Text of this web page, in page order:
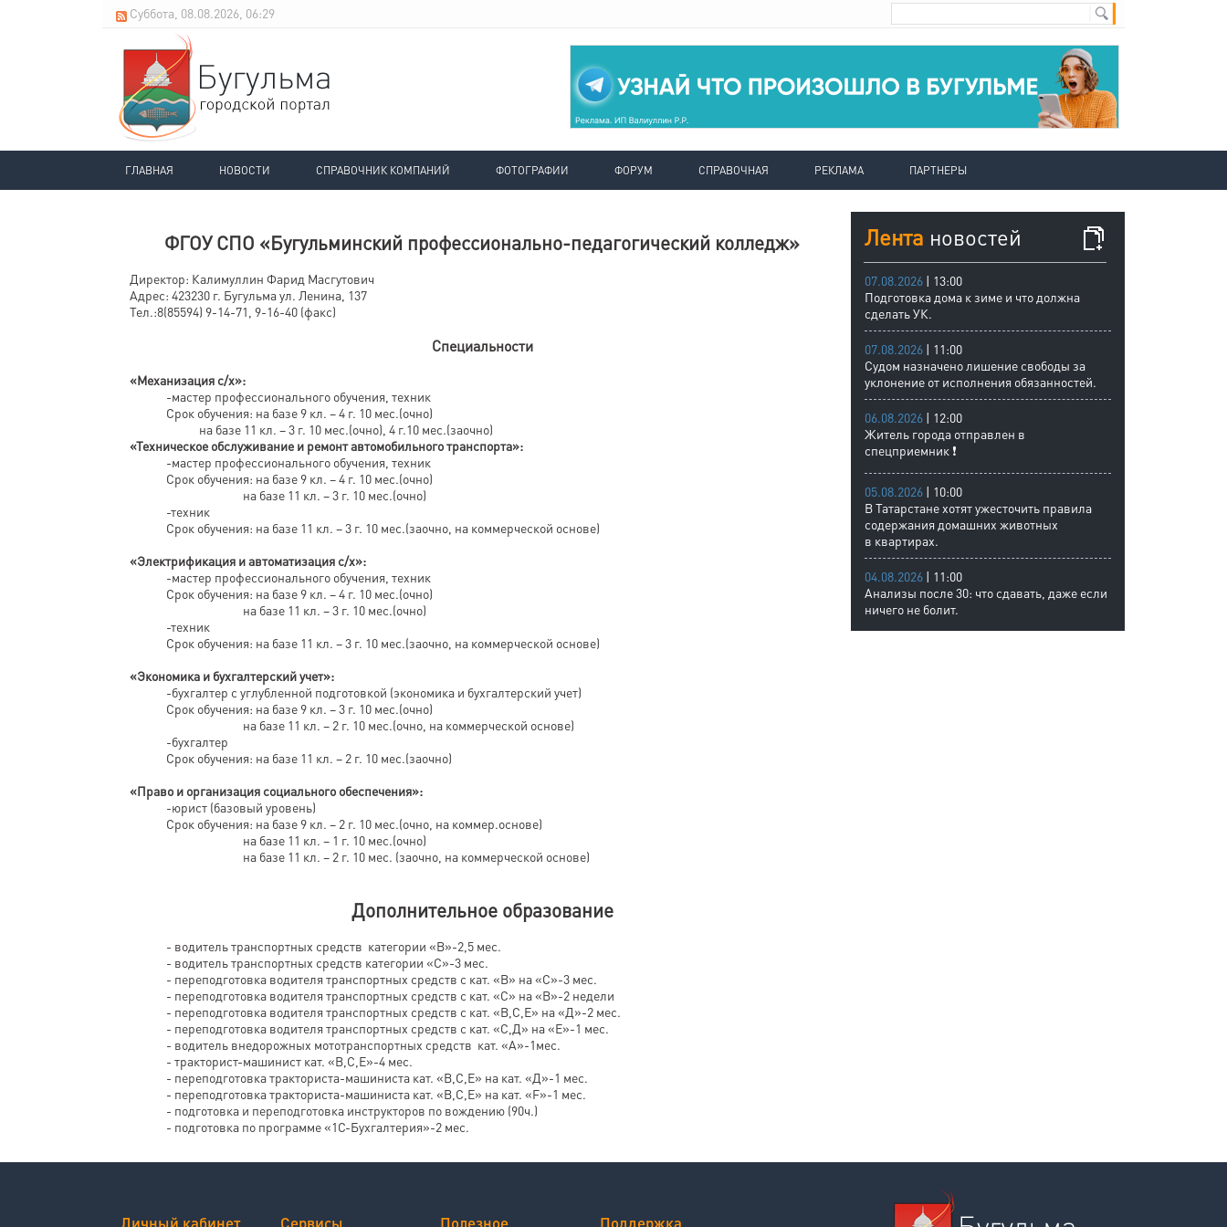
Суббота, 08.08.2026, 06:29
ГЛАВНАЯ НОВОСТИ СПРАВОЧНИК КОМПАНИЙ ФОТОГРАФИИ ФОРУМ СПРАВОЧНАЯ РЕКЛАМА ПАРТНЕРЫ
ФГОУ СПО «Бугульминский профессионально-педагогический колледж»
Директор: Калимуллин Фарид Масгутович
Адрес: 423230 г. Бугульма ул. Ленина, 137
Тел.:8(85594) 9-14-71, 9-16-40 (факс)
Специальности
«Механизация с/х»:
-мастер профессионального обучения, техник
Срок обучения: на базе 9 кл. – 4 г. 10 мес.(очно)
на базе 11 кл. – 3 г. 10 мес.(очно), 4 г.10 мес.(заочно)
«Техническое обслуживание и ремонт автомобильного транспорта»:
-мастер профессионального обучения, техник
Срок обучения: на базе 9 кл. – 4 г. 10 мес.(очно)
на базе 11 кл. – 3 г. 10 мес.(очно)
-техник
Срок обучения: на базе 11 кл. – 3 г. 10 мес.(заочно, на коммерческой основе)
«Электрификация и автоматизация с/х»:
-мастер профессионального обучения, техник
Срок обучения: на базе 9 кл. – 4 г. 10 мес.(очно)
на базе 11 кл. – 3 г. 10 мес.(очно)
-техник
Срок обучения: на базе 11 кл. – 3 г. 10 мес.(заочно, на коммерческой основе)
«Экономика и бухгалтерский учет»:
-бухгалтер с углубленной подготовкой (экономика и бухгалтерский учет)
Срок обучения: на базе 9 кл. – 3 г. 10 мес.(очно)
на базе 11 кл. – 2 г. 10 мес.(очно, на коммерческой основе)
-бухгалтер
Срок обучения: на базе 11 кл. – 2 г. 10 мес.(заочно)
«Право и организация социального обеспечения»:
-юрист (базовый уровень)
Срок обучения: на базе 9 кл. – 2 г. 10 мес.(очно, на коммер.основе)
на базе 11 кл. – 1 г. 10 мес.(очно)
на базе 11 кл. – 2 г. 10 мес. (заочно, на коммерческой основе)
Дополнительное образование
- водитель транспортных средств категории «В»-2,5 мес.
- водитель транспортных средств категории «С»-3 мес.
- переподготовка водителя транспортных средств с кат. «В» на «С»-3 мес.
- переподготовка водителя транспортных средств с кат. «С» на «В»-2 недели
- переподготовка водителя транспортных средств с кат. «В,С,Е» на «Д»-2 мес.
- переподготовка водителя транспортных средств с кат. «С,Д» на «Е»-1 мес.
- водитель внедорожных мототранспортных средств кат. «А»-1мес.
- тракторист-машинист кат. «В,С,Е»-4 мес.
- переподготовка тракториста-машиниста кат. «В,С,Е» на кат. «Д»-1 мес.
- переподготовка тракториста-машиниста кат. «В,С,Е» на кат. «F»-1 мес.
- подготовка и переподготовка инструкторов по вождению (90ч.)
- подготовка по программе «1С-Бухгалтерия»-2 мес.
Лента новостей
07.08.2026 | 13:00
Подготовка дома к зиме и что должна
сделать УК.
07.08.2026 | 11:00
Судом назначено лишение свободы за
уклонение от исполнения обязанностей.
06.08.2026 | 12:00
Житель города отправлен в
спецприемник ❗
05.08.2026 | 10:00
В Татарстане хотят ужесточить правила
содержания домашних животных
в квартирах.
04.08.2026 | 11:00
Анализы после 30: что сдавать, даже если
ничего не болит.
Личный кабинет Сервисы Полезное Поддержка